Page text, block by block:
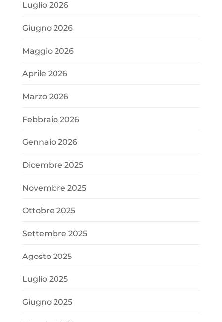
Luglio 2026
Giugno 2026
Maggio 2026
Aprile 2026
Marzo 2026
Febbraio 2026
Gennaio 2026
Dicembre 2025
Novembre 2025
Ottobre 2025
Settembre 2025
Agosto 2025
Luglio 2025
Giugno 2025